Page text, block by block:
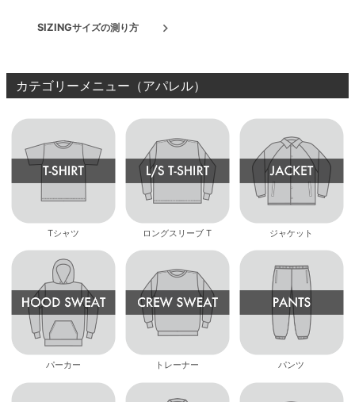
SIZINGサイズの測り方
カテゴリーメニュー（アパレル）
Tシャツ ロングスリーブ T ジャケット
パーカー トレーナー パンツ
8.8inch
8.9inch
9.0inch以上
高性能デッキ
8.9inch
9.0inch以上
75mm
110mm
29.5cm
30cm